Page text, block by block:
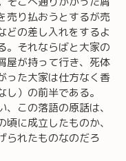
売り払おうとするが売
どの差し入れをするよ
。それならばと大家の
屋が持って行き、死体
った大家は仕方なく香
）の前半である。
この落語の原話は、
に成立したものか、
られたものなのだろ